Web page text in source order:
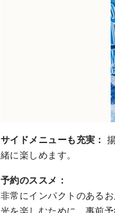
サイドメニューも充実：
緒に楽しめます。
予約のススメ：
非常にインパクトのある